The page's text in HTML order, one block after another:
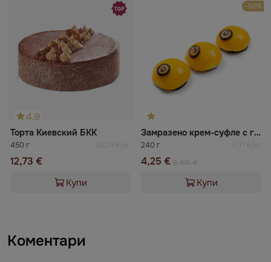
4.9
Торта Киевский БКК
450 г 28,29 €/кг
12,73 €
Купи
-50%
Замразено крем-суфле с глазура от пюре маракуя ВАЦАК
240 г 17,71 €/кг
4,25 €
Купи
Коментари